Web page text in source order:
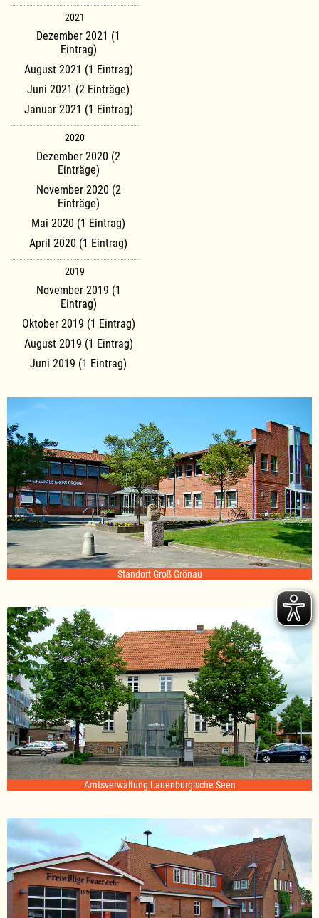
2021
Dezember 2021 (1
Eintrag)
August 2021 (1 Eintrag)
Juni 2021 (2 Einträge)
Januar 2021 (1 Eintrag)
2020
Dezember 2020 (2
Einträge)
November 2020 (2
Einträge)
Mai 2020 (1 Eintrag)
April 2020 (1 Eintrag)
2019
November 2019 (1
Eintrag)
Oktober 2019 (1 Eintrag)
August 2019 (1 Eintrag)
Juni 2019 (1 Eintrag)
Standort Groß Grönau
Amtsverwaltung Lauenburgische Seen